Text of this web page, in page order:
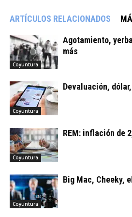
ARTÍCULOS RELACIONADOS
Coyuntura
Agotamiento,
más
Coyuntura
Devaluación,
Coyuntura
REM: inflación de
Coyuntura
Big Mac, Cheeky,